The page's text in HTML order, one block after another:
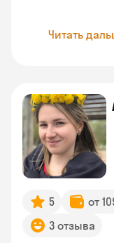
Читать
5 от
3 отзыва